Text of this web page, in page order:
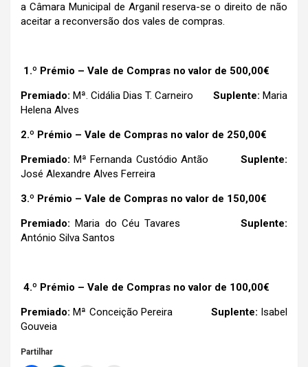
a Câmara Municipal de Arganil reserva-se o direito de não
aceitar a reconversão dos vales de compras.
1.º Prémio – Vale de Compras no valor de 500,00€
Premiado: Mª. Cidália Dias T. Carneiro Suplente: Maria
Helena Alves
2.º Prémio – Vale de Compras no valor de 250,00€
Premiado:Mª Fernanda Custódio AntãoSuplente:
José Alexandre Alves Ferreira
3.º Prémio – Vale de Compras no valor de 150,00€
Premiado:Maria do Céu Tavares Suplente:
António Silva Santos
4.º Prémio – Vale de Compras no valor de 100,00€
Premiado: Mª Conceição Pereira Suplente: Isabel
Gouveia
Partilhar